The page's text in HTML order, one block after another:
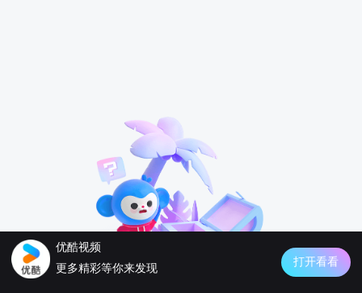
优酷视频
更多精彩等你来发现
打开看看